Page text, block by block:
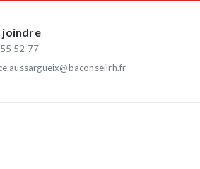
joindre
52 77